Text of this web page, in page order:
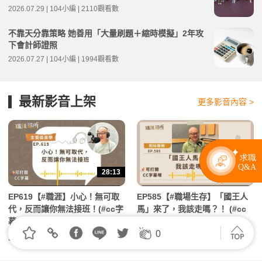
0
2026.07.29 | 104小編 | 2110觀看數
不靠天分靠策略 她善用「大量刷題＋縮時模擬」2年攻
下會計師證照
2026.07.27 | 104小編 | 1994觀看數
最新影音上架 更多影音內容 >
28:13
EP619【#職涯】小心！無可取
代，反而讓你無法接班！(#cc字
幕 ) | 104職涯診所Podcast
2026.06.18 | 104小編 | 60觀看數
30:41
EP585【#職場生存】「國王人
馬」來了，我該走嗎？！ (#cc
字幕 ) | 104職涯診所Podcast
2026.02.09 | 104小編 | 20660觀看數